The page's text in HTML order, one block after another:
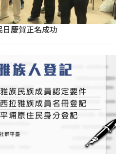
慶賀正名成功